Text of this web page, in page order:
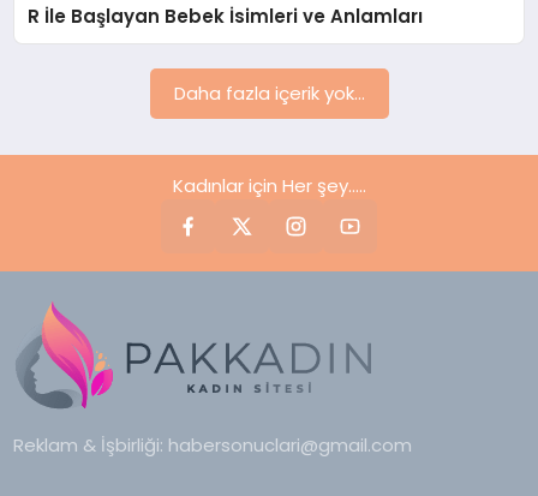
YEMEK
R İle Başlayan Bebek İsimleri ve Anlamları
Daha fazla içerik yok...
Kadınlar için Her şey.....
Reklam & İşbirliği: habersonuclari@gmail.com